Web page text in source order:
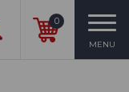
0
MENU